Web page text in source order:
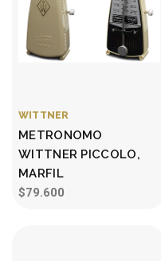
WITTNER
METRONOMO
WITTNER PICCOLO,
MARFIL
$79.600